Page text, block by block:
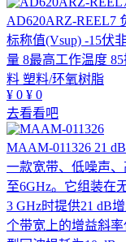
AD620ARZ-REEL7
标称值(Vsup) -15伏
量 8最高工作温度
料 塑料/环氧树脂
¥ 0 ¥ 0
去看看吧
MAAM-011326 21
一款宽带、低噪声
至6GHz。它组装在
3 GHz时提供21 dB
个带宽上的增益斜